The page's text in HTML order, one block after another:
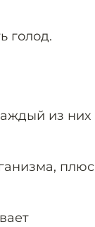
голод.
из них
плюс